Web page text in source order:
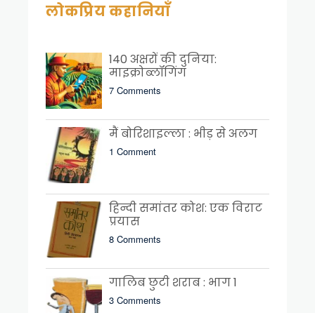
लोकप्रिय कहानियाँ
140 अक्षरों की दुनिया:
माइक्रोब्लॉगिंग
7 Comments
मैं बोरिशाइल्ला : भीड़ से अलग
1 Comment
हिन्दी समांतर कोश: एक विराट
प्रयास
8 Comments
गालिब छुटी शराब : भाग 1
3 Comments